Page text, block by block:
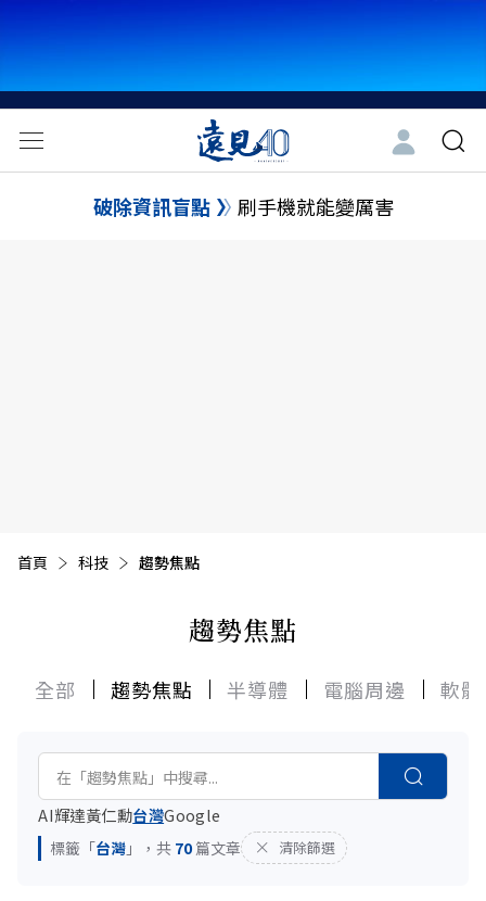
破除資訊盲點 刷手機就能變厲害
首頁 目前頁面：
科技 趨勢焦點
趨勢焦點
全部 趨勢焦點 半導體 電腦周邊 軟
AI輝達黃仁勳台灣Google
標籤「台灣 」，共 70 篇文章 清除篩選